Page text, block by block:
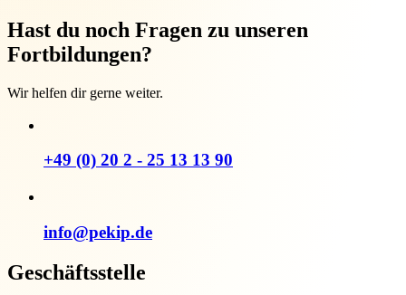
Hast du noch Fragen zu unseren
Fortbildungen?
Wir helfen dir gerne weiter.
+49 (0) 20 2 - 25 13 13 90
info@pekip.de
Geschäftsstelle